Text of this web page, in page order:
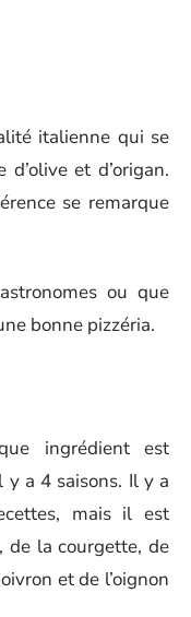
italienne qui se
d’olive et d’origan.
se remarque
ou que
bonne pizzéria.
ingrédient est
y a 4 saisons. Il y a
mais il est
de la courgette, de
et de l’oignon